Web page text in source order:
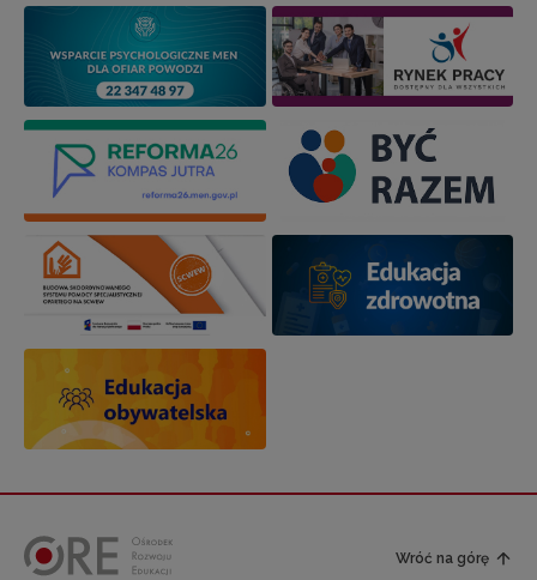
Wróć na górę